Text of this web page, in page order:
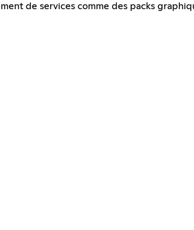
de services comme des packs